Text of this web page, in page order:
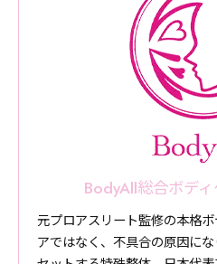
BodyAll総合ボデ
元プロアスリート監修の本格
アではなく、不具合の原因に